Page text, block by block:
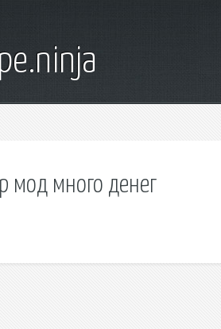
мод много денег